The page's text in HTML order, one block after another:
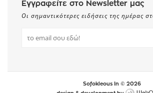
Εγγραφείτε στο Newsletter μας
Οι σημαντικότερες ειδήσεις της ημέρας
Sofokleous In © 2026